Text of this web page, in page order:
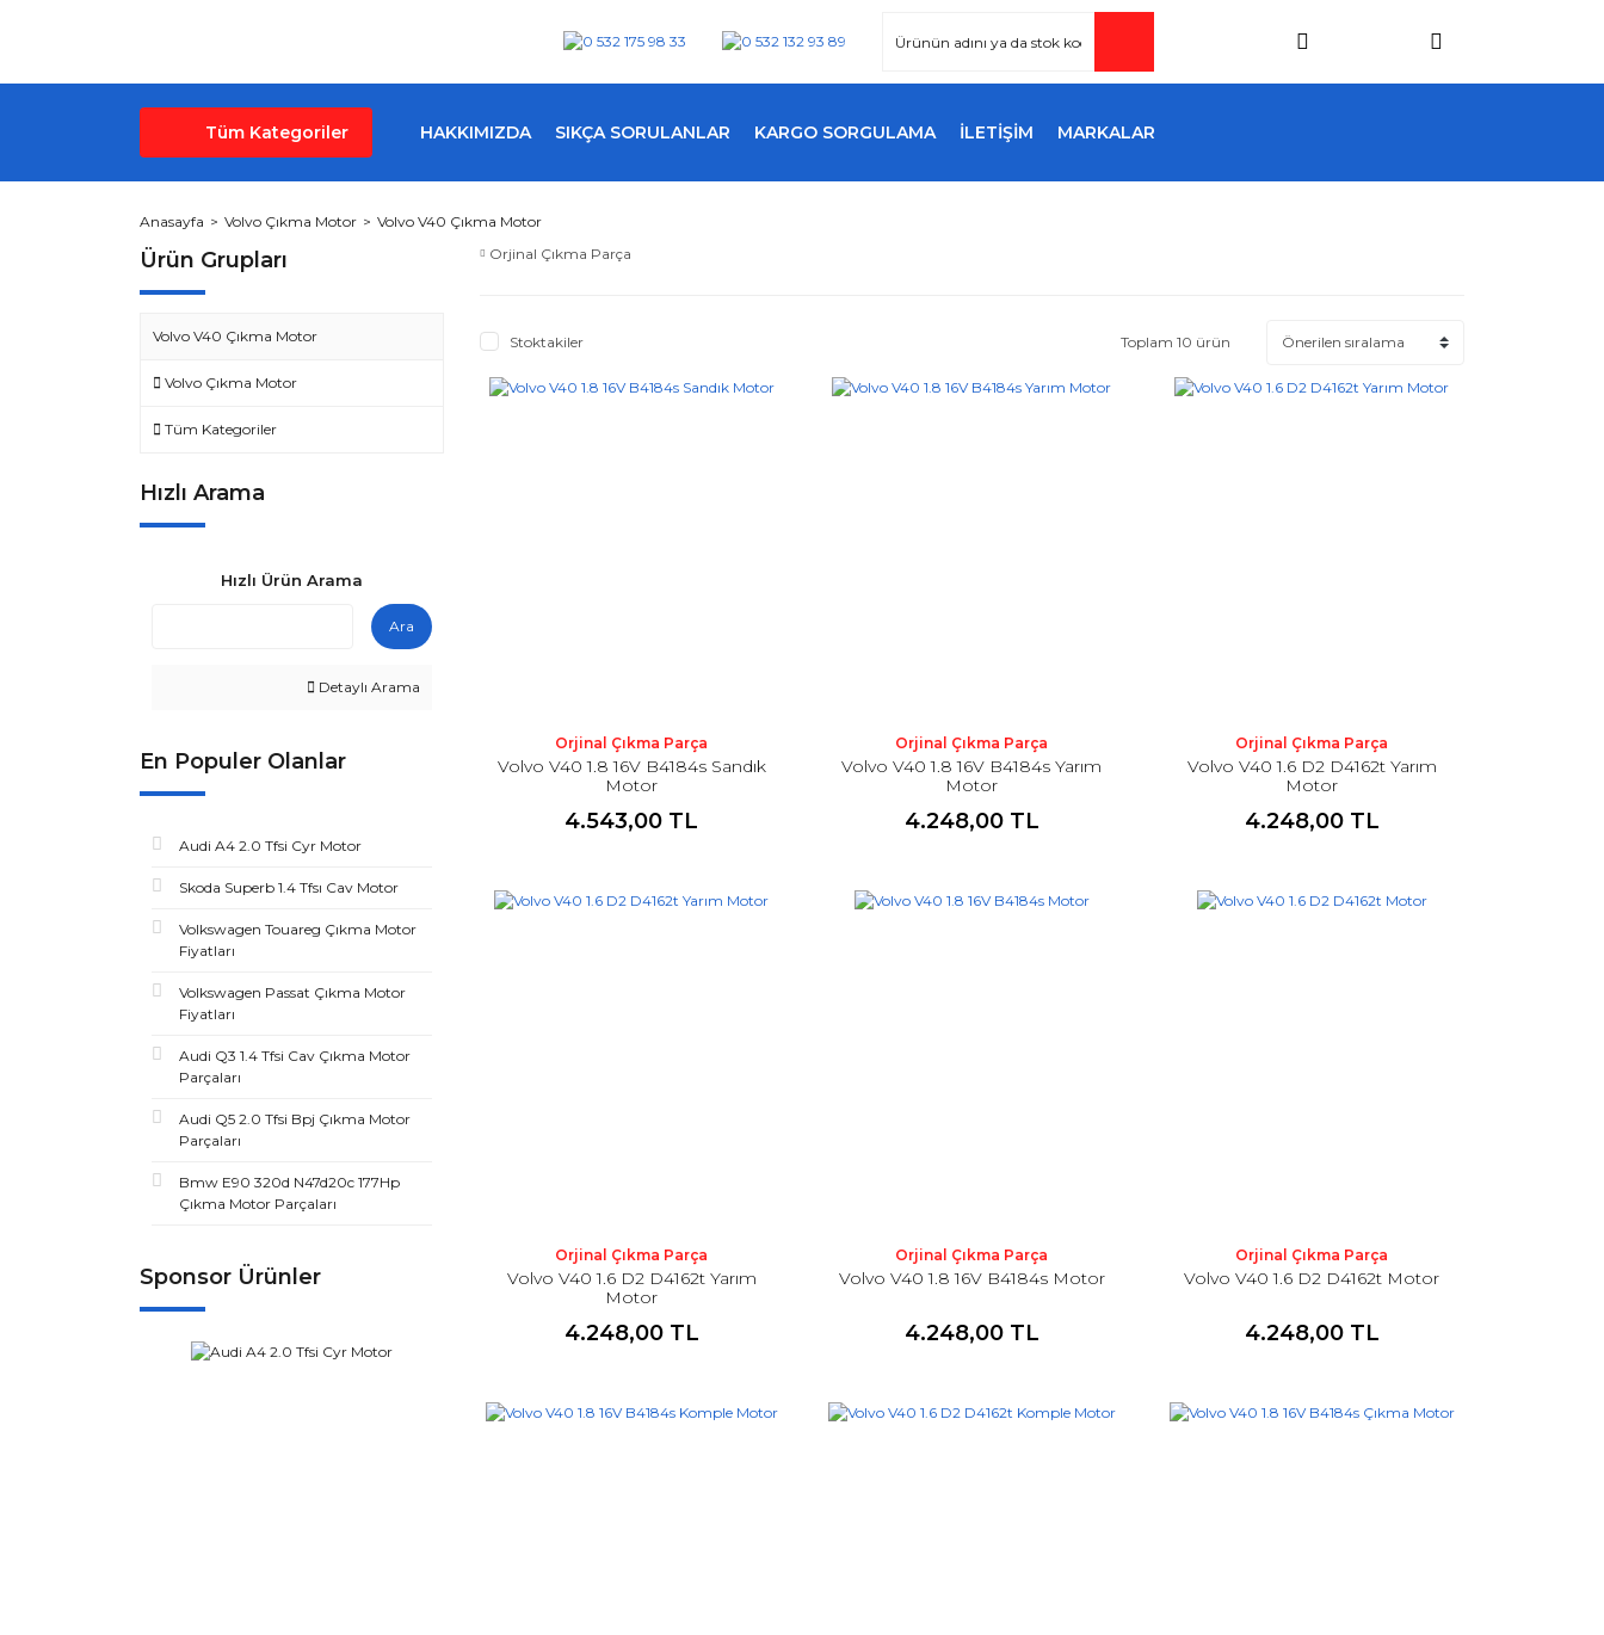
Tüm Kategoriler HAKKIMIZDA SIKÇA SORULANLAR KARGO SORGULAMA İLETİŞİM MARKALAR
Anasayfa Volvo Çıkma Motor Volvo V40 Çıkma Motor
Ürün Grupları
Volvo V40 Çıkma Motor
Volvo Çıkma Motor
Tüm Kategoriler
Hızlı Arama
Hızlı Ürün Arama
Ara
Detaylı Arama
En Populer Olanlar
Audi A4 2.0 Tfsi Cyr Motor
Skoda Superb 1.4 Tfsı Cav Motor
Volkswagen Touareg Çıkma Motor
Fiyatları
Volkswagen Passat Çıkma Motor
Fiyatları
Audi Q3 1.4 Tfsi Cav Çıkma Motor
Parçaları
Audi Q5 2.0 Tfsi Bpj Çıkma Motor
Parçaları
Bmw E90 320d N47d20c 177Hp
Çıkma Motor Parçaları
Sponsor Ürünler
Orjinal Çıkma Parça
Stoktakiler Toplam 10 ürün
Orjinal Çıkma Parça
Volvo V40 1.8 16V B4184s Sandık
Motor
4.543,00 TL
Orjinal Çıkma Parça
Volvo V40 1.8 16V B4184s Yarım
Motor
4.248,00 TL
Orjinal Çıkma Parça
Volvo V40 1.6 D2 D4162t Yarım
Motor
4.248,00 TL
Orjinal Çıkma Parça
Volvo V40 1.6 D2 D4162t Yarım
Motor
4.248,00 TL
Orjinal Çıkma Parça
Volvo V40 1.8 16V B4184s Motor
4.248,00 TL
Orjinal Çıkma Parça
Volvo V40 1.6 D2 D4162t Motor
4.248,00 TL